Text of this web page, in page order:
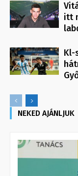
itt
Kl-
NEKED AJÁNLJUK